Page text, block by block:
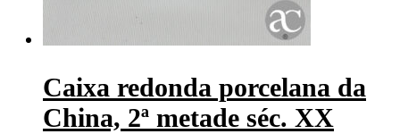
Caixa redonda porcelana da
China, 2ª metade séc. XX